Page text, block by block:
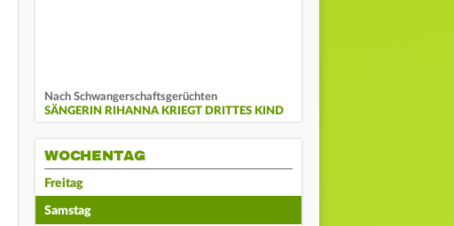
Nach Schwangerschaftsgerüchten
SÄNGERIN RIHANNA KRIEGT DRITTES KIND
WOCHENTAG
Freitag
Samstag